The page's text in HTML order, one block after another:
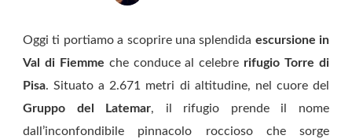
Oggi ti portiamo a scoprire una splendida escursione in
Val di Fiemme che conduce al celebre rifugio Torre di
Pisa. Situato a 2.671 metri di altitudine, nel cuore del
Gruppo del Latemar, il rifugio prende il nome
dall’inconfondibile pinnacolo roccioso che sorge